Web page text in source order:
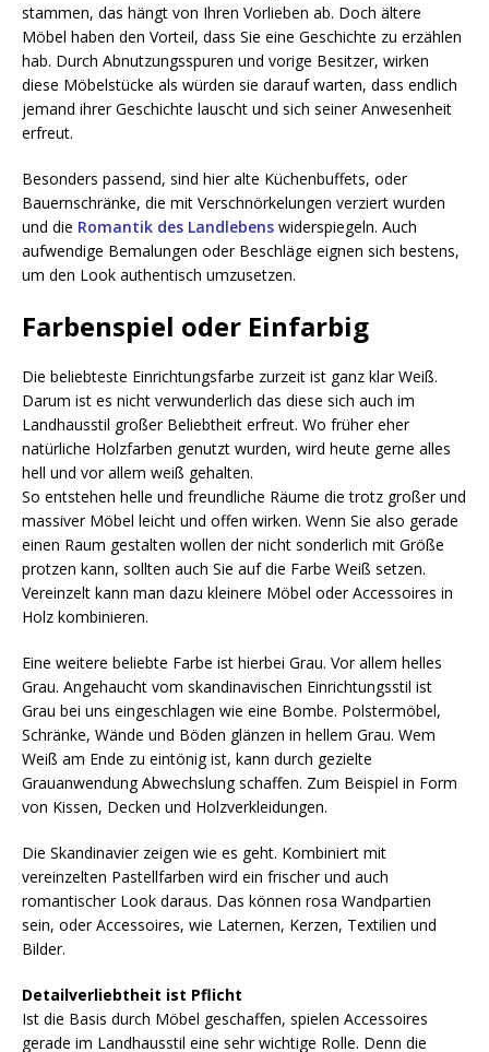
stammen, das hängt von Ihren Vorlieben ab. Doch ältere
Möbel haben den Vorteil, dass Sie eine Geschichte zu erzählen
hab. Durch Abnutzungsspuren und vorige Besitzer, wirken
diese Möbelstücke als würden sie darauf warten, dass endlich
jemand ihrer Geschichte lauscht und sich seiner Anwesenheit
erfreut.
Besonders passend, sind hier alte Küchenbuffets, oder
Bauernschränke, die mit Verschnörkelungen verziert wurden
und die Romantik des Landlebens widerspiegeln. Auch
aufwendige Bemalungen oder Beschläge eignen sich bestens,
um den Look authentisch umzusetzen.
Farbenspiel oder Einfarbig
Die beliebteste Einrichtungsfarbe zurzeit ist ganz klar Weiß.
Darum ist es nicht verwunderlich das diese sich auch im
Landhausstil großer Beliebtheit erfreut. Wo früher eher
natürliche Holzfarben genutzt wurden, wird heute gerne alles
hell und vor allem weiß gehalten.
So entstehen helle und freundliche Räume die trotz großer und
massiver Möbel leicht und offen wirken. Wenn Sie also gerade
einen Raum gestalten wollen der nicht sonderlich mit Größe
protzen kann, sollten auch Sie auf die Farbe Weiß setzen.
Vereinzelt kann man dazu kleinere Möbel oder Accessoires in
Holz kombinieren.
Eine weitere beliebte Farbe ist hierbei Grau. Vor allem helles
Grau. Angehaucht vom skandinavischen Einrichtungsstil ist
Grau bei uns eingeschlagen wie eine Bombe. Polstermöbel,
Schränke, Wände und Böden glänzen in hellem Grau. Wem
Weiß am Ende zu eintönig ist, kann durch gezielte
Grauanwendung Abwechslung schaffen. Zum Beispiel in Form
von Kissen, Decken und Holzverkleidungen.
Die Skandinavier zeigen wie es geht. Kombiniert mit
vereinzelten Pastellfarben wird ein frischer und auch
romantischer Look daraus. Das können rosa Wandpartien
sein, oder Accessoires, wie Laternen, Kerzen, Textilien und
Bilder.
Detailverliebtheit ist Pflicht
Ist die Basis durch Möbel geschaffen, spielen Accessoires
gerade im Landhausstil eine sehr wichtige Rolle. Denn die